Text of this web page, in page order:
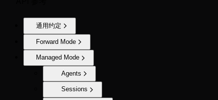
通用约定
Forward Mode
Managed Mode
Agents
Sessions